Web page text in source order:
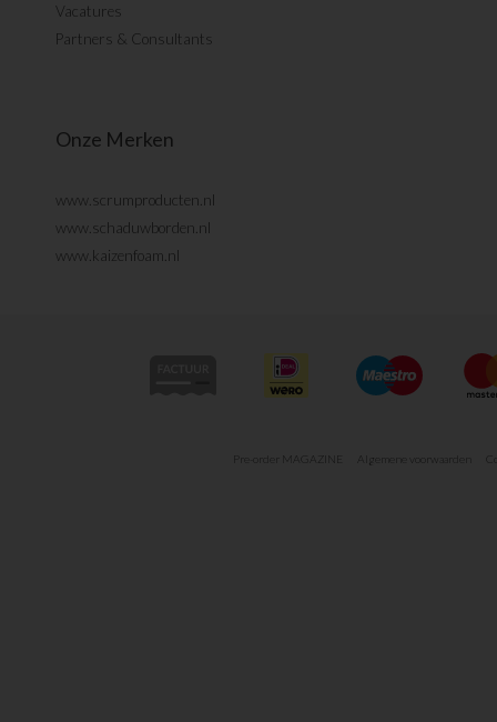
Vacatures
Partners & Consultants
Onze Merken
www.scrumproducten.nl
www.schaduwborden.nl
www.kaizenfoam.nl
Pre-order MAGAZINE Algemene voorwaarden